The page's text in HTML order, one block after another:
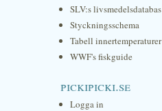
SLV:s livsmedelsdatabas
Styckningsschema
Tabell innertemperaturer
WWF's fiskguide
pickipicki.se
Logga in